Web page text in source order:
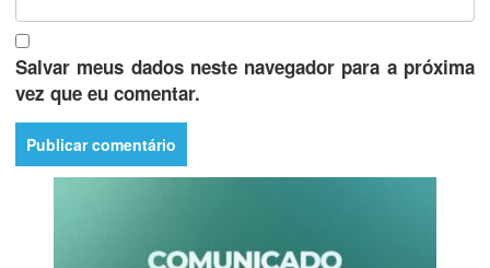
Salvar meus dados neste navegador para a próxima
vez que eu comentar.